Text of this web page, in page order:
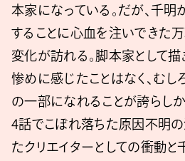
本家になっている。だが、千
することに心血を注いできた万
変化が訪れる。脚本家として描
惨めに感じたことはなく、む
の一部になれることが誇らし
4話でこぼれ落ちた原因不明の
たクリエイターとしての衝動